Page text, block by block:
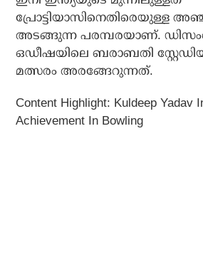
പ്രോട്ടിയാസിനെതിരെയുള്ള
അടങ്ങുന്ന പരമ്പരയാണ്.
ഒഡീഷയിലെ ബരാബതി
മത്സരം അരങ്ങേറുന്നത്.
Content Highlight: Kuldeep Yadav
Achievement In Bowling